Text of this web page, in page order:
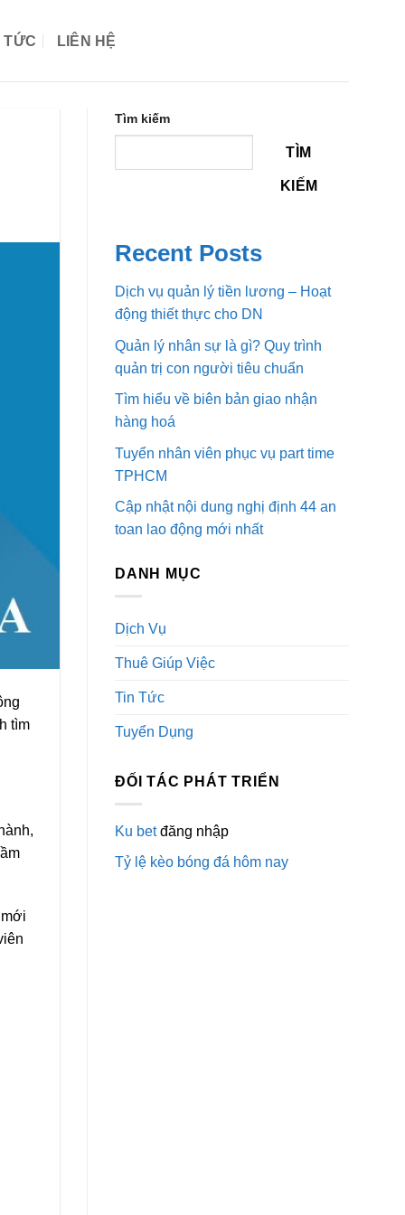
TỨC LIÊN HỆ
tìm
Tìm kiếm
TÌM
KIẾM
Recent Posts
Dịch vụ quản lý tiền lương – Hoạt
động thiết thực cho DN
Quản lý nhân sự là gì? Quy trình
quản trị con người tiêu chuẩn
Tìm hiểu về biên bản giao nhận
hàng hoá
Tuyển nhân viên phục vụ part time
TPHCM
Cập nhật nội dung nghị định 44 an
toan lao động mới nhất
DANH MỤC
Dịch Vụ
Thuê Giúp Việc
Tin Tức
Tuyển Dụng
ĐỐI TÁC PHÁT TRIỂN
Ku betđăng nhập
Tỷ lệ kèo bóng đá hôm nay